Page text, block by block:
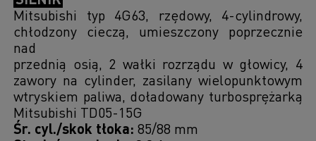
Mitsubishi typ 4G63, rzędowy, 4-cylindrowy,
chłodzony cieczą, umieszczony poprzecznie
nad
przednią osią, 2 wałki rozrządu w głowicy, 4
zawory na cylinder, zasilany wielopunktowym
wtryskiem paliwa, doładowany turbosprężarką
Mitsubishi TD05-15G
Śr. cyl./skok tłoka: 85/88 mm